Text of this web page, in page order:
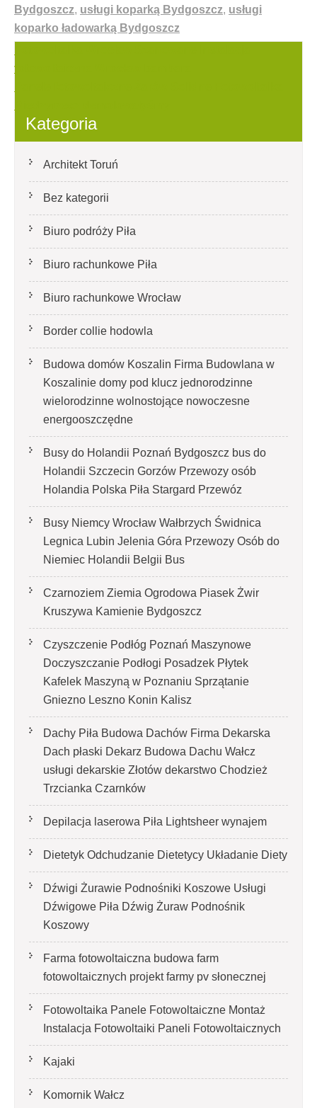
Bydgoszcz, usługi koparką Bydgoszcz, usługi
koparko ładowarką Bydgoszcz
Nawigacja
wpisu
fotowoltaiczna Wrocław bambara
Kategoria
Architekt Toruń
Bez kategorii
Biuro podróży Piła
Biuro rachunkowe Piła
Biuro rachunkowe Wrocław
Border collie hodowla
Budowa domów Koszalin Firma Budowlana w
Koszalinie domy pod klucz jednorodzinne
wielorodzinne wolnostojące nowoczesne
energooszczędne
Busy do Holandii Poznań Bydgoszcz bus do
Holandii Szczecin Gorzów Przewozy osób
Holandia Polska Piła Stargard Przewóz
Busy Niemcy Wrocław Wałbrzych Świdnica
Legnica Lubin Jelenia Góra Przewozy Osób do
Niemiec Holandii Belgii Bus
Czarnoziem Ziemia Ogrodowa Piasek Żwir
Kruszywa Kamienie Bydgoszcz
Czyszczenie Podłóg Poznań Maszynowe
Doczyszczanie Podłogi Posadzek Płytek
Kafelek Maszyną w Poznaniu Sprzątanie
Gniezno Leszno Konin Kalisz
Dachy Piła Budowa Dachów Firma Dekarska
Dach płaski Dekarz Budowa Dachu Wałcz
usługi dekarskie Złotów dekarstwo Chodzież
Trzcianka Czarnków
Depilacja laserowa Piła Lightsheer wynajem
Dietetyk Odchudzanie Dietetycy Układanie Diety
Dźwigi Żurawie Podnośniki Koszowe Usługi
Dźwigowe Piła Dźwig Żuraw Podnośnik
Koszowy
Farma fotowoltaiczna budowa farm
fotowoltaicznych projekt farmy pv słonecznej
Fotowoltaika Panele Fotowoltaiczne Montaż
Instalacja Fotowoltaiki Paneli Fotowoltaicznych
Kajaki
Komornik Wałcz